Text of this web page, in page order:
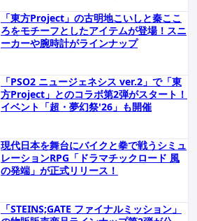
「東方Project」の古明地こいしと秦ここ
ろをモチーフとしたアイテムが登場！スニ
ーカーや腕時計がラインナップ
「PSO2 ニュージェネシス ver.2」で「東
方Project」とのコラボ第2弾がスタート！
イベント「超・夢幻祭'26」も開催
現代日本を舞台にバイクと拳で戦うシミュ
レーションRPG「ドラマチックロード 風
の発端」が正式リリース！
「STEINS;GATE ファイナルミッション」